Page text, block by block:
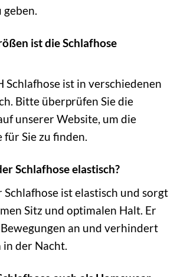
geben.
ist die Schlafhose
Schlafhose ist in verschiedenen
Bitte überprüfen Sie die
unserer Website, um die
für Sie zu finden.
Schlafhose elastisch?
Schlafhose ist elastisch und sorgt
Sitz und optimalen Halt. Er
an und verhindert
der Nacht.